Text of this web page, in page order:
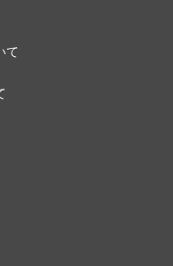
て